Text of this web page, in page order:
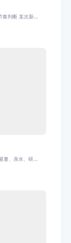
奏判断 某次新...
暑、亲水、研...